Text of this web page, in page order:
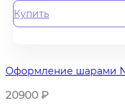
Купить
Оформление шарами
20900 ₽